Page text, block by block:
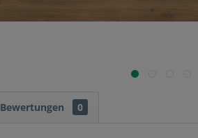
Bewertungen 0